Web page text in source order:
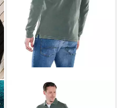
Sweatshirt Herren Rugby-